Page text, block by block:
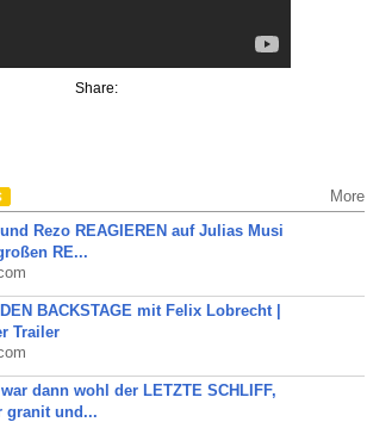
Share:
More
Rezo REAGIEREN auf Julias Musi
RE...
BACKSTAGE mit Felix Lobrecht |
Trailer
dann wohl der LETZTE SCHLIFF,
granit und...